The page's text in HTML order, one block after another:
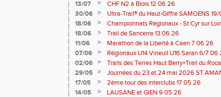
13/07
>
CHF N2 à Blois 12 06 26
30/06
>
Ultra-Trail® du Haut-Giffre SAMOENS
18/06
>
Championnats Régionaux - St Cyr sur
Saran 13/14 06 26
18/06 >
Trail de Sancerre 13 06 26
11/06
>
Marathon de la Liberté à Caen 7 06 26
07/06
>
Régionaux U14 Vineuil U16 Saran 6/7 06
02/06
>
Trails des Terres Haut Berry+Trail du
du Berry 30/31 05 2026
29/05 >
Journées du 23 et 24 mai 2026 ST
17/05
>
2ème tour des interclubs 17 05 26
14/05
>
LAUSANE et GIEN 9 05 26